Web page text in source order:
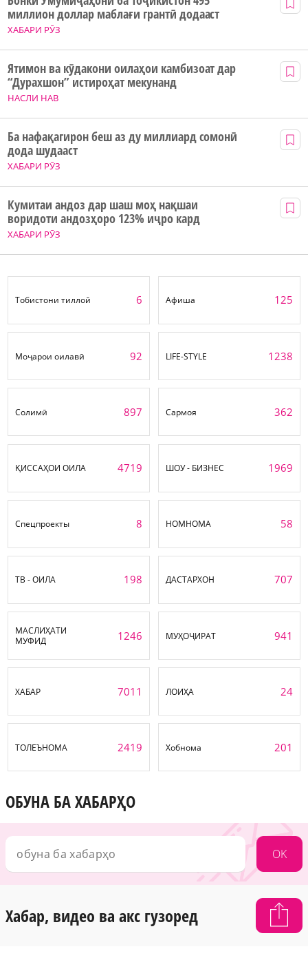
ХАБАРИ РӮЗ
миллион доллар маблағи грантӣ додааст
НАСЛИ НАВ
Ятимон ва кӯдакони оилаҳои камбизоат дар
“Дурахшон” истироҳат мекунанд
ХАБАРИ РӮЗ
Ба нафақагирон беш аз ду миллиард сомонӣ
дода шудааст
ХАБАРИ РӮЗ
Кумитаи андоз дар шаш моҳ нақшаи
воридоти андозҳоро 123% иҷро кард
Тобистони тиллоӣ 6 Афиша 125
Моҷарои оилавӣ 92 LIFE-STYLE 1238
Солимӣ 897 Сармоя 362
ҚИССАҲОИ ОИЛА 4719 ШОУ - БИЗНЕС 1969
Спецпроекты 8 НОМНОМА 58
ТВ - ОИЛА 198 ДАСТАРХОН 707
МАСЛИҲАТИ
МУФИД
1246 МУҲОҶИРАТ 941
ХАБАР 7011 ЛОИҲА 24
ТОЛЕЪНОМА 2419 Хобнома 201
ОБУНА БА ХАБАРҲО
OK
Хабар, видео ва акс гузоред